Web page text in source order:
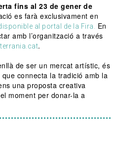
fins al 23 de gener de
es farà exclusivament en
al portal de la Fira.
En
amb l’organització a través
.
de ser un mercat artístic, és
connecta la tradició amb la
una proposta creativa
moment per donar-la a